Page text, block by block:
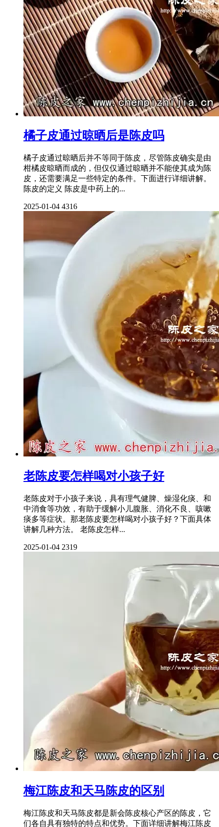
橘子皮通过晾晒后是陈皮吗
橘子皮通过晾晒后并不等同于陈皮，尽管陈皮确实是由
柑橘皮晾晒而成的，但仅仅通过晾晒并不能使其成为陈
皮，还需要满足一些特定的条件。下面进行详细讲解。
陈皮的定义 陈皮是中药上的...
2025-01-04 4316
老陈皮要怎样喝对小孩子好
老陈皮对于小孩子来说，具有理气健脾、燥湿化痰、和
中消食等功效，有助于缓解小儿腹胀、消化不良、咳嗽
痰多等症状。那老陈皮要怎样喝对小孩子好？下面具体
讲解几种方法。 老陈皮怎样...
2025-01-04 2319
梅江陈皮和天马陈皮的区别
梅江陈皮和天马陈皮都是新会陈皮核心产区的陈皮，它
们各自具有独特的特点和优势。下面详细讲解梅江陈皮